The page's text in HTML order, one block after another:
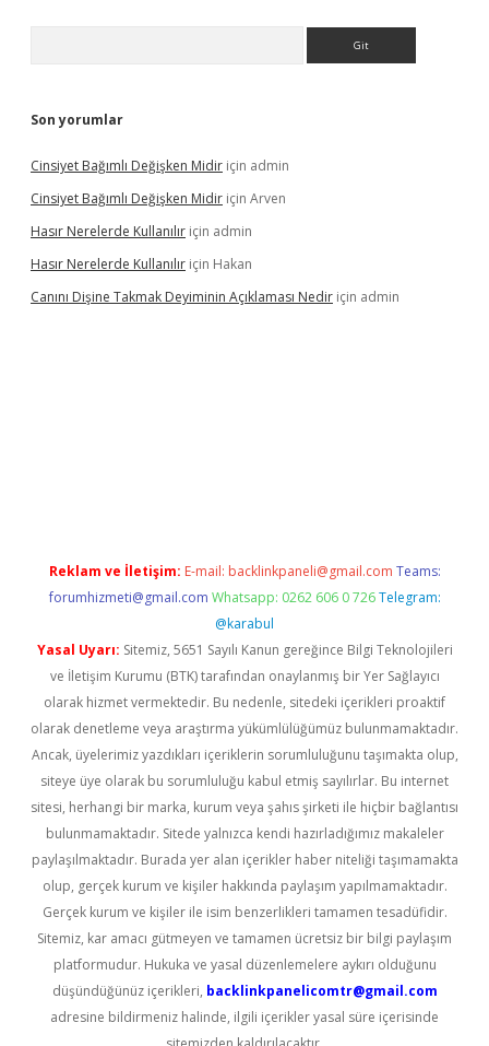
Son yorumlar
Cinsiyet Bağımlı Değişken Midir için admin
Cinsiyet Bağımlı Değişken Midir için Arven
Hasır Nerelerde Kullanılır için admin
Hasır Nerelerde Kullanılır için Hakan
Canını Dişine Takmak Deyiminin Açıklaması Nedir için admin
Reklam ve İletişim: E-mail: backlinkpaneli@gmail.com Teams:
forumhizmeti@gmail.com Whatsapp: 0262 606 0 726 Telegram:
@karabul
Yasal Uyarı: Sitemiz, 5651 Sayılı Kanun gereğince Bilgi Teknolojileri
ve İletişim Kurumu (BTK) tarafından onaylanmış bir Yer Sağlayıcı
olarak hizmet vermektedir. Bu nedenle, sitedeki içerikleri proaktif
olarak denetleme veya araştırma yükümlülüğümüz bulunmamaktadır.
Ancak, üyelerimiz yazdıkları içeriklerin sorumluluğunu taşımakta olup,
siteye üye olarak bu sorumluluğu kabul etmiş sayılırlar. Bu internet
sitesi, herhangi bir marka, kurum veya şahıs şirketi ile hiçbir bağlantısı
bulunmamaktadır. Sitede yalnızca kendi hazırladığımız makaleler
paylaşılmaktadır. Burada yer alan içerikler haber niteliği taşımamakta
olup, gerçek kurum ve kişiler hakkında paylaşım yapılmamaktadır.
Gerçek kurum ve kişiler ile isim benzerlikleri tamamen tesadüfidir.
Sitemiz, kar amacı gütmeyen ve tamamen ücretsiz bir bilgi paylaşım
platformudur. Hukuka ve yasal düzenlemelere aykırı olduğunu
düşündüğünüz içerikleri, backlinkpanelicomtr@gmail.com
adresine bildirmeniz halinde, ilgili içerikler yasal süre içerisinde